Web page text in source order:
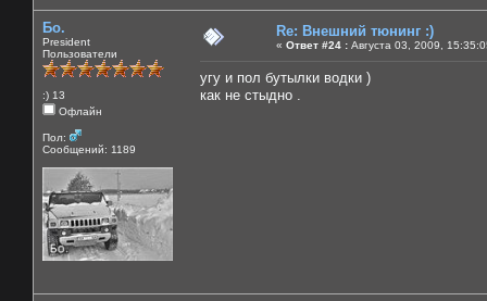
Бо.
President
Пользователи
:) 13
Офлайн
Пол:
Сообщений: 1189
Re: Внешний тюнинг :)
« Ответ #24 : Августа 03, 2009,
угу и пол бутылки водки )
как не стыдно .